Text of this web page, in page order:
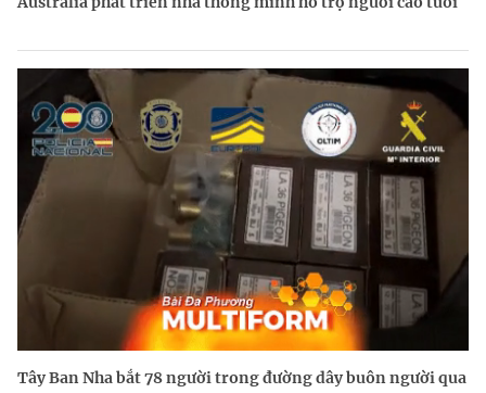
Tây Ban Nha bắt 78 người trong đường dây buôn người qua